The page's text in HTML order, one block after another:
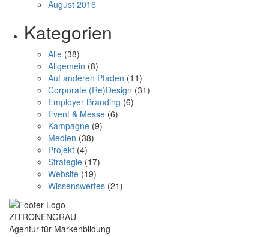
August 2016
Kategorien
Alle (38)
Allgemein (8)
Auf anderen Pfaden (11)
Corporate (Re)Design (31)
Employer Branding (6)
Event & Messe (6)
Kampagne (9)
Medien (38)
Projekt (4)
Strategie (17)
Website (19)
Wissenswertes (21)
ZITRONENGRAU
Agentur für Markenbildung